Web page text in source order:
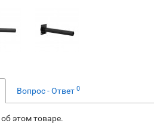
Вопрос - Ответ 0
этом товаре.